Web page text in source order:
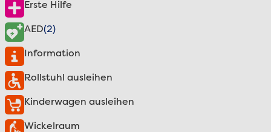
Erste Hilfe
AED(2)
Information
Rollstuhl ausleihen
Kinderwagen ausleihen
Wickelraum